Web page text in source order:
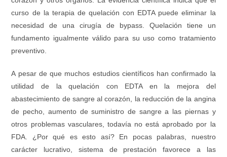
curso de la terapia de quelación con EDTA puede eliminar la
necesidad de una cirugía de bypass. Quelación tiene un
fundamento igualmente válido para su uso como tratamiento
preventivo.
A pesar de que muchos estudios científicos han confirmado la
utilidad de la quelación con EDTA en la mejora del
abastecimiento de sangre al corazón, la reducción de la angina
de pecho, aumento de suministro de sangre a las piernas y
otros problemas vasculares, todavía no está aprobado por la
FDA. ¿Por qué es esto así? En pocas palabras, nuestro
carácter lucrativo, sistema de prestación favorece a las